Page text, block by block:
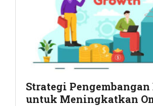
Strategi
untuk Meningkatkan